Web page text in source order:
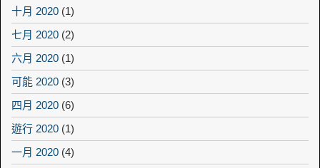
十月 2020 (1)
七月 2020 (2)
六月 2020 (1)
可能 2020 (3)
四月 2020 (6)
遊行 2020 (1)
一月 2020 (4)